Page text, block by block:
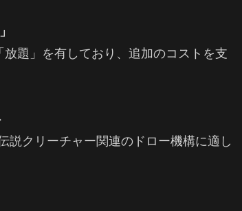
放題」を有しており、追加のコストを支
説クリーチャー関連のドロー機構に適し